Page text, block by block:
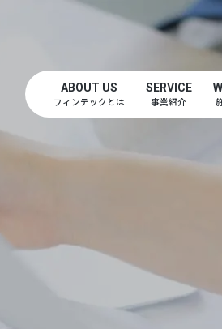
ABOUT US
フィンテックとは
SERVICE
事業紹介